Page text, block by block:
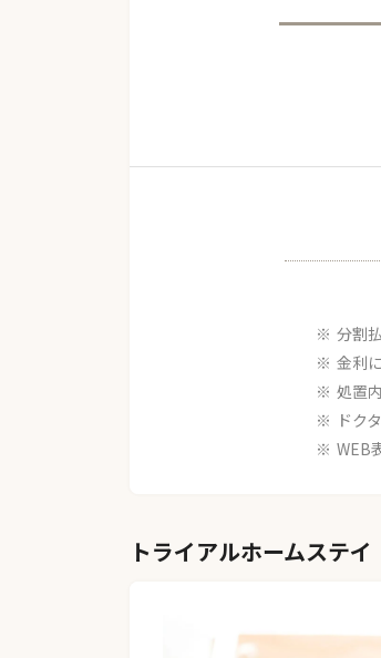
分割
金利
処置
ドク
WEB
トライアルホームステイ